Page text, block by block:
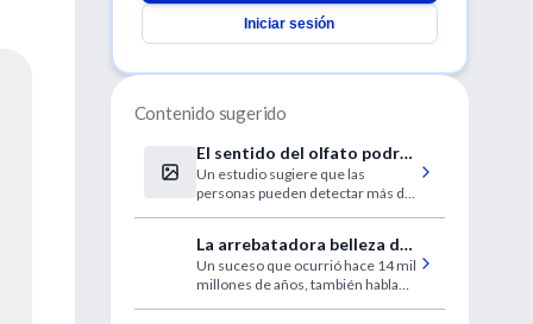
Iniciar sesión
Contenido sugerido
El sentido del olfato podría
ser más agudo de lo que se
pensaba
Un estudio sugiere que las
personas pueden detectar más de
La arrebatadora belleza de
la ciencia y la estupidez del
mundo
Un suceso que ocurrió hace 14 mil
millones de años, también habla